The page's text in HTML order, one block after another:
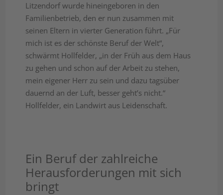
Litzendorf wurde hineingeboren in den
Familienbetrieb, den er nun zusammen mit
seinen Eltern in vierter Generation führt. „Für
mich ist es der schönste Beruf der Welt“,
schwärmt Hollfelder, „in der Früh aus dem Haus
zu gehen und schon auf der Arbeit zu stehen,
mein eigener Herr zu sein und dazu tagsüber
dauernd an der Luft, besser geht’s nicht.“
Hollfelder, ein Landwirt aus Leidenschaft.
Ein Beruf der zahlreiche
Herausforderungen mit sich
bringt